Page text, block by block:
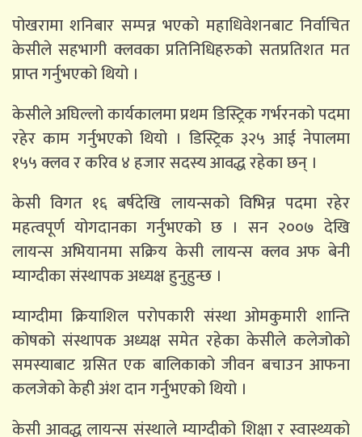
पोखरामा शनिबार सम्पन्न भएको महाधिवेशनबाट निर्वाचित
केसीले सहभागी क्लवका प्रतिनिधिहरुको सतप्रतिशत मत
प्राप्त गर्नुभएको थियो ।
केसीले अघिल्लो कार्यकालमा प्रथम डिस्ट्रिक गर्भरनको पदमा
रहेर काम गर्नुभएको थियो । डिस्ट्रिक ३२५ आई नेपालमा
१५५ क्लव र करिव ४ हजार सदस्य आवद्ध रहेका छन् ।
केसी विगत १६ बर्षदेखि लायन्सको विभिन्न पदमा रहेर
महत्वपूर्ण योगदानका गर्नुभएको छ । सन २००७ देखि
लायन्स अभियानमा सक्रिय केसी लायन्स क्लव अफ बेनी
म्याग्दीका संस्थापक अध्यक्ष हुनुहुन्छ ।
म्याग्दीमा क्रियाशिल परोपकारी संस्था ओमकुमारी शान्ति
कोषको संस्थापक अध्यक्ष समेत रहेका केसीले कलेजोको
समस्याबाट ग्रसित एक बालिकाको जीवन बचाउन आफना
कलजेको केही अंश दान गर्नुभएको थियो ।
केसी आवद्ध लायन्स संस्थाले म्याग्दीको शिक्षा र स्वास्थ्यको